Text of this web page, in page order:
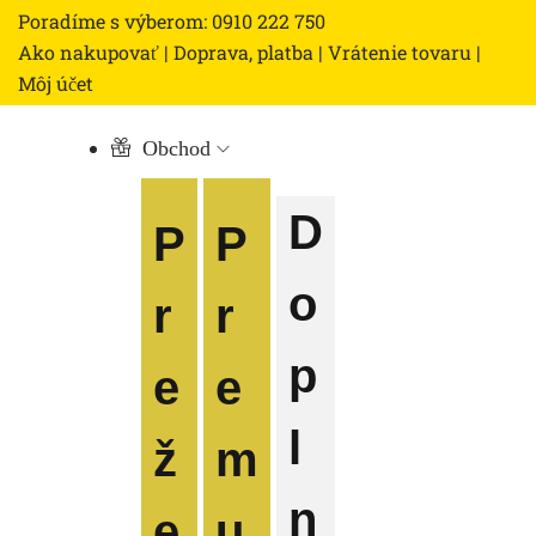
Poradíme s výberom: 0910 222 750
Ako nakupovať | Doprava, platba | Vrátenie tovaru |
Môj účet
Obchod
P
r
e
ž
P
r
e
m
D
o
p
l
n